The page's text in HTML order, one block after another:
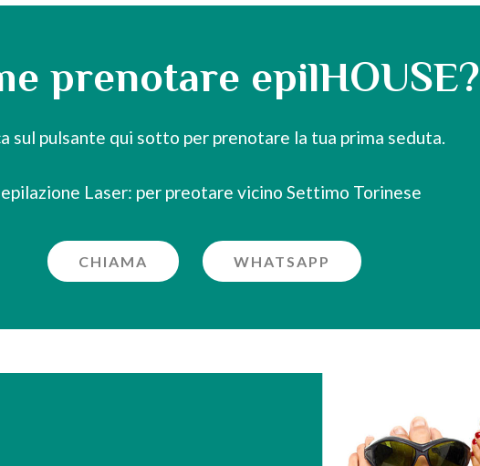
prenotare epilHOUSE?
sul pulsante qui sotto per prenotare la tua prima seduta.
Laser: per preotare vicino Settimo Torinese
CHIAMA WHATSAPP